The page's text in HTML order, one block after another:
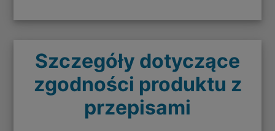
Szczegóły dotyczące
zgodności produktu z
przepisami